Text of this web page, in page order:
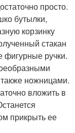
просто.
бутылки,
корзинку
стакан
фигурные ручки.
ножницами.
вложить в
прикрыть ее